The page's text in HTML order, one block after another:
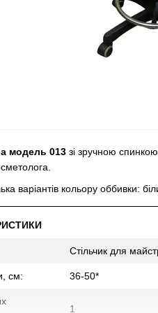
модель 013 зі зручною
варіантів кольору оббивки:
Стільчик для
см: 36-50*
1